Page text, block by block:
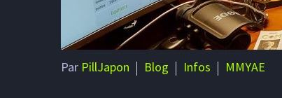
Par PillJapon Blog Infos MMYAE